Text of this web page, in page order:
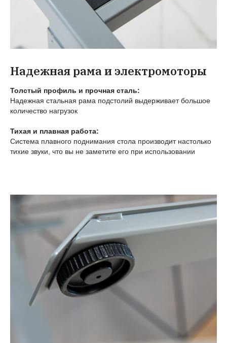
Надежная рама и электромоторы
Толстый профиль и прочная сталь:
Надежная стальная рама подстолий выдерживает большое
количество нагрузок
Тихая и плавная работа:
Система плавного поднимания стола производит настолько
тихие звуки, что вы не заметите его при использовании